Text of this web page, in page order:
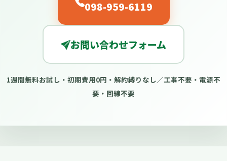
098-959-6119
お問い合わせフォーム
1週間無料お試し・初期費用0円・解約縛りなし／工事不要・電源不
要・回線不要